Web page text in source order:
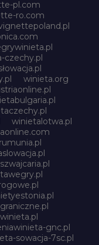
pl.com
ro.com
czechy.pl
winieta.org
winietalotwa.pl
gnc.pl
sowacja-7sc.pl